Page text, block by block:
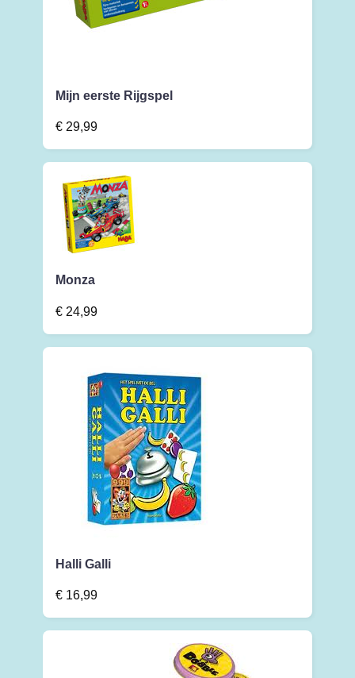
Mijn eerste Rijgspel
€ 29,99
Monza
€ 24,99
Halli Galli
€ 16,99